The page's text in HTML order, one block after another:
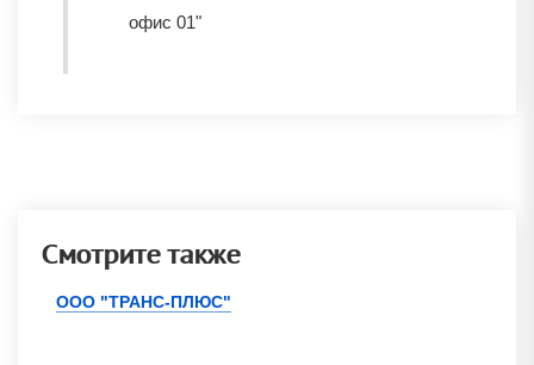
офис 01"
Смотрите также
ООО "ТРАНС-ПЛЮС"